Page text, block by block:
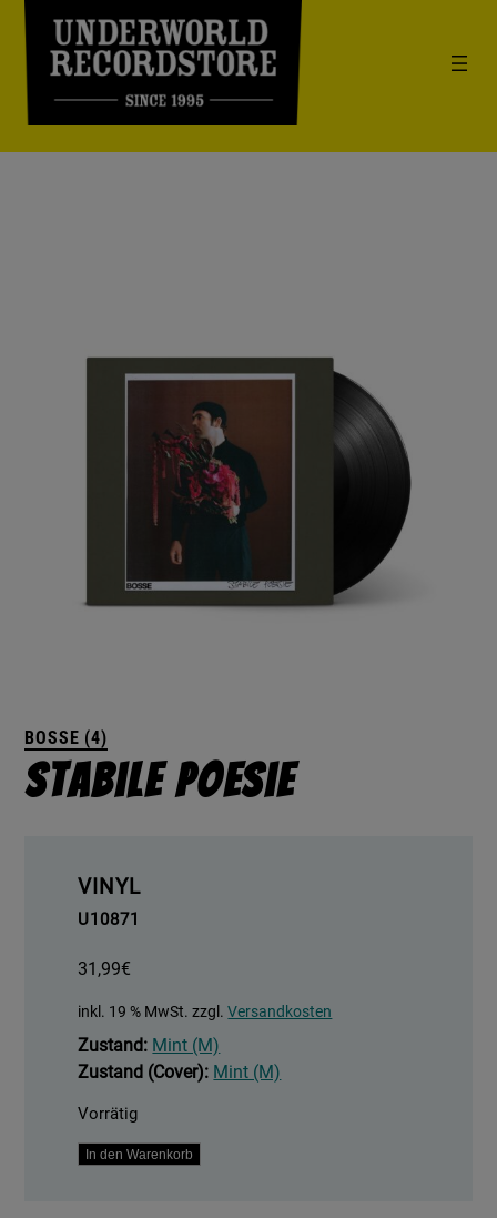
BOSSE (4)
Stabile Poesie
VINYL
U10871
31,99€
inkl. 19 % MwSt. zzgl.Versandkosten
Zustand: Mint (M)
Zustand (Cover): Mint (M)
Vorrätig
Stabile
In den Warenkorb